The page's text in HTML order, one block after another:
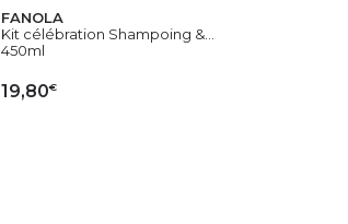
FANOLA
Kit célébration Shampoing &...
450ml
19,80€